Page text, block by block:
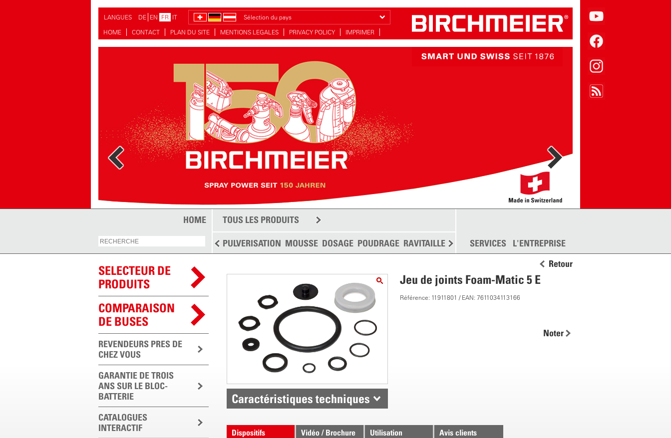
LANGUES DE EN FR IT
Sélection du pays
HOME
CONTACT PLAN DU SITE MENTIONS LEGALES PRIVACY POLICY IMPRIMER
HOME TOUS LES PRODUITS
PULVERISATION MOUSSE DOSAGE POUDRAGE RAVITAILLEMENT DISPERSION PLUS
SERVICES L'ENTREPRISE
SELECTEUR DE
PRODUITS
COMPARAISON
DE BUSES
REVENDEURS PRES DE
CHEZ VOUS
GARANTIE DE TROIS
ANS SUR LE BLOC-
BATTERIE
CATALOGUES
INTERACTIF
Retour
Jeu de joints Foam-Matic 5 E
Référence: 11911801 / EAN: 7611034113166
Noter
Caractéristiques techniques
Dispositifs
Vidéo / Brochure Utilisation Avis clients